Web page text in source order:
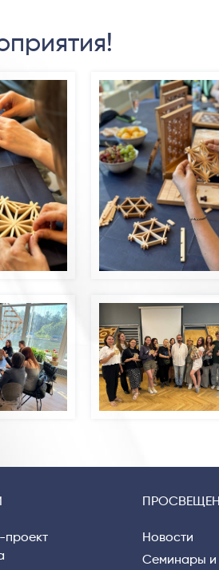
проект
Новости
Семинары и